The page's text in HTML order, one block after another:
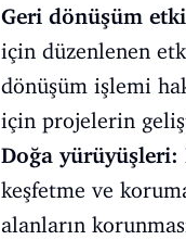
Geri dönüşüm
için düzenlenen
dönüşüm işlemi
için projelerin
Doğa yürüyüşleri:
keşfetme ve
alanların